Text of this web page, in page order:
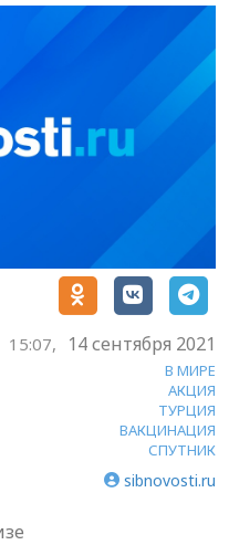
15:07, 14 сентября 2021
В МИРЕ
АКЦИЯ
ТУРЦИЯ
ВАКЦИНАЦИЯ
СПУТНИК
sibnovosti.ru